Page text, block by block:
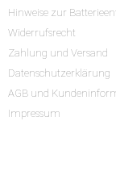
Hinweise zur
Widerrufsrecht
Zahlung und Versand
Datenschutzerklärung
AGB und
Impressum